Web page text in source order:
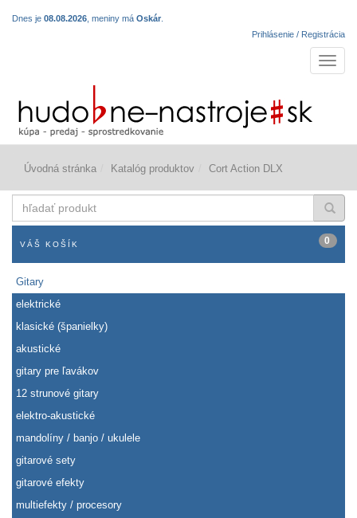
Dnes je 08.08.2026 , meniny má Oskár
Prihlásenie / Registrácia
Úvodná stránka Katalóg produktov Cort Action DLX
produkt
VÁŠ KOŠÍK 0
Gitary
elektrické
klasické (španielky)
akustické
gitary pre ľavákov
12 strunové gitary
elektro-akustické
mandolíny / banjo / ukulele
gitarové sety
gitarové efekty
multiefekty / procesory